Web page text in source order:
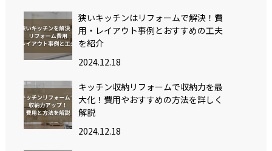
狭いキッチンはリフォームで解決！費
用・レイアウト事例とおすすめの工夫
を紹介
2024.12.18
キッチン収納リフォームで収納力を最
大化！費用やおすすめの方法を詳しく
解説
2024.12.18